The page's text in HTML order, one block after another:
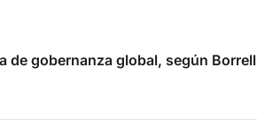
de gobernanza global, según Borrell